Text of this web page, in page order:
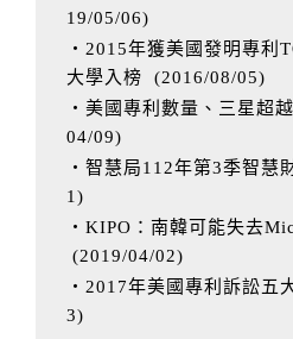
19/05/06)
‧2015年獲美國發明專利
大學入榜 (2016/08/05)
‧美國專利數量、三星超
04/09)
‧智慧局112年第3季智慧
1 )
‧KIPO：南韓可能失去
(2019/04/02)
‧2017年美國專利訴訟五
3)